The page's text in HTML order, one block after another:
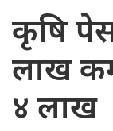
कृषि
लाख
४ लाख